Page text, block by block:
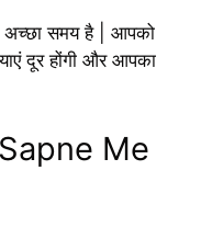
अच्छा समय है | आपको
दूर होंगी और आपका
Me